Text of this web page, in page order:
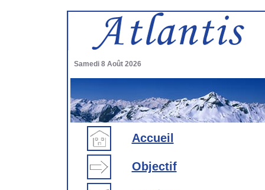
Samedi 8 Août 2026
Accueil
Objectif